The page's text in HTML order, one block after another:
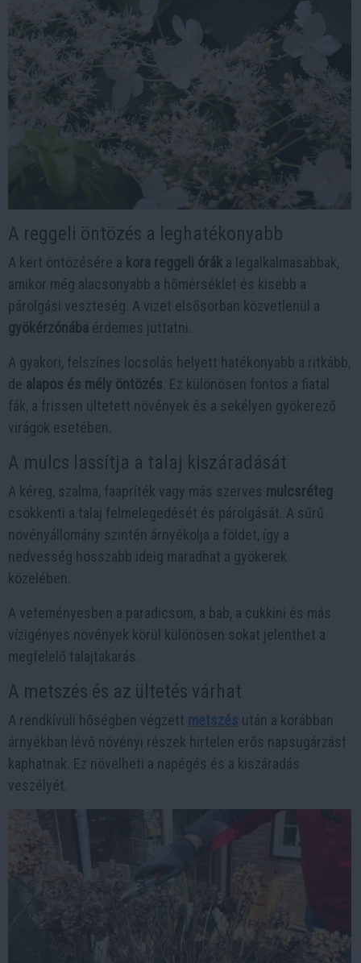
A reggeli öntözés a leghatékonyabb
A kert öntözésére a kora reggeli órák a legalkalmasabbak,
amikor még alacsonyabb a hőmérséklet és kisebb a
párolgási veszteség. A vizet elsősorban közvetlenül a
gyökérzónába érdemes juttatni.
A gyakori, felszínes locsolás helyett hatékonyabb a ritkább,
de alapos és mély öntözés . Ez különösen fontos a fiatal
fák, a frissen ültetett növények és a sekélyen gyökerező
virágok esetében.
A mulcs lassítja a talaj kiszáradását
A kéreg, szalma, faapríték vagy más szerves mulcsréteg
csökkenti a talaj felmelegedését és párolgását. A sűrű
növényállomány szintén árnyékolja a földet, így a
nedvesség hosszabb ideig maradhat a gyökerek
közelében.
A veteményesben a paradicsom, a bab, a cukkini és más
vízigényes növények körül különösen sokat jelenthet a
megfelelő talajtakarás.
A metszés és az ültetés várhat
A rendkívüli hőségben végzett metszés után a korábban
árnyékban lévő növényi részek hirtelen erős napsugárzást
kaphatnak. Ez növelheti a napégés és a kiszáradás
veszélyét.